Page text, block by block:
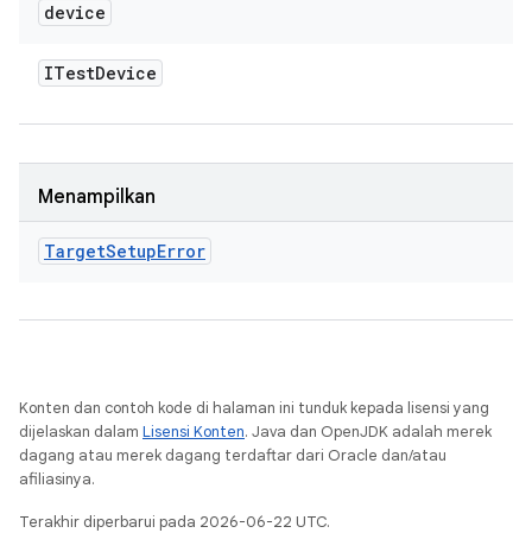
device
ITestDevice
Menampilkan
TargetSetupError
Konten dan contoh kode di halaman ini tunduk kepada lisensi yang
dijelaskan dalam Lisensi Konten. Java dan OpenJDK adalah merek
dagang atau merek dagang terdaftar dari Oracle dan/atau
afiliasinya.
Terakhir diperbarui pada 2026-06-22 UTC.